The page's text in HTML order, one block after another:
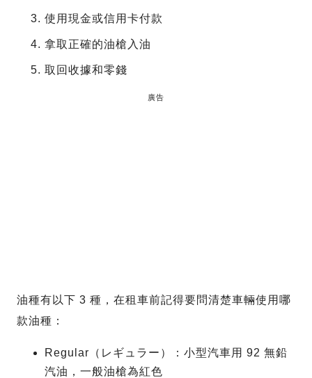
使用現金或信用卡付款
拿取正確的油槍入油
取回收據和零錢
廣告
油種有以下 3 種，在租車前記得要問清楚車輛使用哪
款油種：
Regular（レギュラー）：小型汽車用 92 無鉛
汽油，一般油槍為紅色